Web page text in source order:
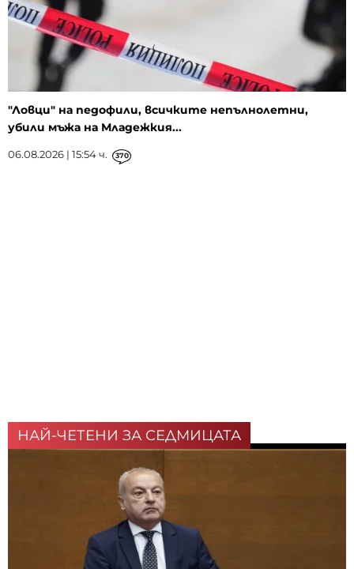
"Ловци" на педофили, всичките непълнолетни,
убили мъжа на Младежкия...
06.08.2026 | 15:54 ч. 370
НАЙ-ЧЕТЕНИ ЗА СЕДМИЦАТА